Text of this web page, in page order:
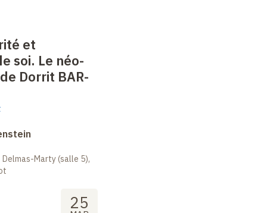
et
soi. Le néo-
Dorrit BAR-
Marty (salle 5),
25